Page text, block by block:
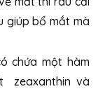
giúp bổ mắt mà
chứa một hàm
zeaxanthin và